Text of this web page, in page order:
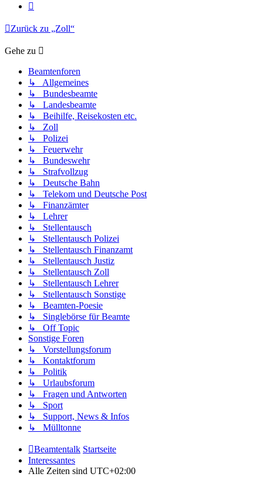
Zurück zu „Zoll“
Gehe zu
Beamtenforen
↳ Allgemeines
↳ Bundesbeamte
↳ Landesbeamte
↳ Beihilfe, Reisekosten etc.
↳ Zoll
↳ Polizei
↳ Feuerwehr
↳ Bundeswehr
↳ Strafvollzug
↳ Deutsche Bahn
↳ Telekom und Deutsche Post
↳ Finanzämter
↳ Lehrer
↳ Stellentausch
↳ Stellentausch Polizei
↳ Stellentausch Finanzamt
↳ Stellentausch Justiz
↳ Stellentausch Zoll
↳ Stellentausch Lehrer
↳ Stellentausch Sonstige
↳ Beamten-Poesie
↳ Singlebörse für Beamte
↳ Off Topic
Sonstige Foren
↳ Vorstellungsforum
↳ Kontaktforum
↳ Politik
↳ Urlaubsforum
↳ Fragen und Antworten
↳ Sport
↳ Support, News & Infos
↳ Mülltonne
Beamtentalk Startseite
Interessantes
Alle Zeiten sind UTC+02:00